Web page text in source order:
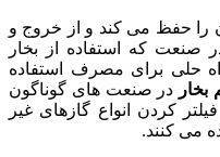
را حفظ می کند و از خروج و
صنعت که استفاده از بخار
حلی برای مصرف استفاده
بخار در صنعت های گوناگون
کردن انواع گازهای غیر
می کنند.